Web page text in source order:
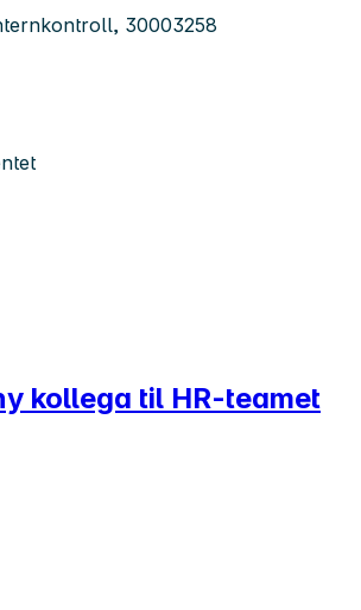
30003258
kollega til HR-teamet